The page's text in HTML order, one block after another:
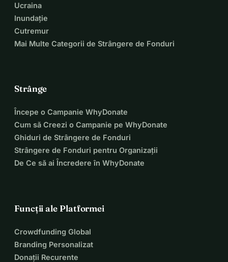
Ucraina
Inundație
Cutremur
Mai Multe Categorii de Strângere de Fonduri
Strânge
Începe o Campanie WhyDonate
Cum să Creezi o Campanie pe WhyDonate
Ghiduri de Strângere de Fonduri
Strângere de Fonduri pentru Organizații
De Ce să ai Încredere în WhyDonate
Funcții ale Platformei
Crowdfunding Global
Branding Personalizat
Donații Recurente